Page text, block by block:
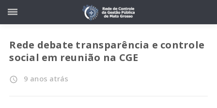
Rede debate transparência e controle
social em reunião na CGE
access_time 9 anos atrás